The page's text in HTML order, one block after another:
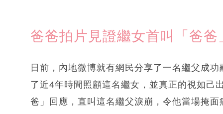
爸爸拍片見證繼女首叫「爸爸
日前，內地微博就有網民分享了一名繼父成
了近4年時間照顧這名繼女，並真正的視如己
爸」回應，直叫這名繼父淚崩，令他當場掩